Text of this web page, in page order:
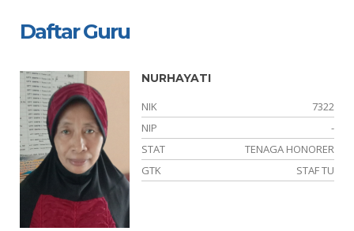
Daftar Guru
NURHAYATI
NIK
7322
NIP
-
STAT
TENAGA HONORER
GTK
STAF TU